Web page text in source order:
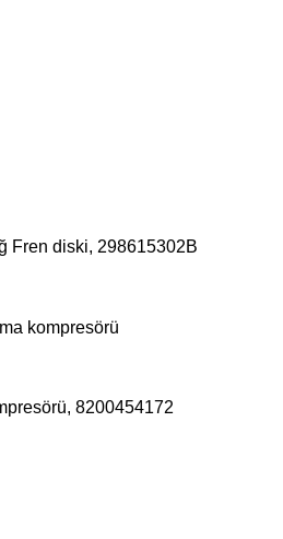
Fren diski, 298615302B
kompresörü
8200454172